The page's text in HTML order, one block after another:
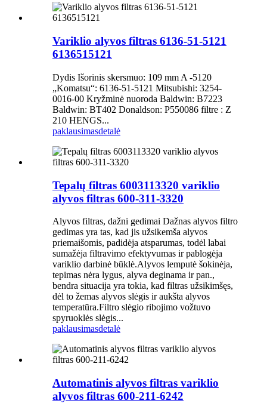
Variklio alyvos filtras 6136-51-5121
6136515121
Dydis Išorinis skersmuo: 109 mm A -5120
„Komatsu“: 6136-51-5121 Mitsubishi: 3254-
0016-00 Kryžminė nuoroda Baldwin: B7223
Baldwin: BT402 Donaldson: P550086 filtre : Z
210 HENGS...
paklausimasdetalė
Tepalų filtras 6003113320 variklio
alyvos filtras 600-311-3320
Alyvos filtras, dažni gedimai Dažnas alyvos filtro
gedimas yra tas, kad jis užsikemša alyvos
priemaišomis, padidėja atsparumas, todėl labai
sumažėja filtravimo efektyvumas ir pablogėja
variklio darbinė būklė.Alyvos lemputė šokinėja,
tepimas nėra lygus, alyva deginama ir pan.,
bendra situacija yra tokia, kad filtras užsikimšęs,
dėl to žemas alyvos slėgis ir aukšta alyvos
temperatūra.Filtro slėgio ribojimo vožtuvo
spyruoklės slėgis...
paklausimasdetalė
Automatinis alyvos filtras variklio
alyvos filtras 600-211-6242